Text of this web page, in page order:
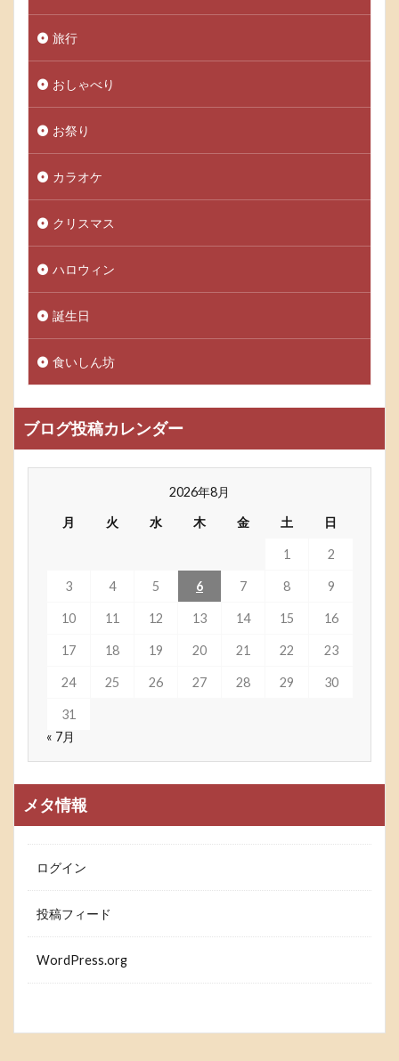
旅行
おしゃべり
お祭り
カラオケ
クリスマス
ハロウィン
誕生日
食いしん坊
ブログ投稿カレンダー
2026年8月
月
火 水 木 金 土 日
1 2
3 4 5 6 7 8 9
10 11 12 13 14 15 16
17 18 19 20 21 22 23
24 25 26 27 28 29 30
31
« 7月
メタ情報
ログイン
投稿フィード
WordPress.org